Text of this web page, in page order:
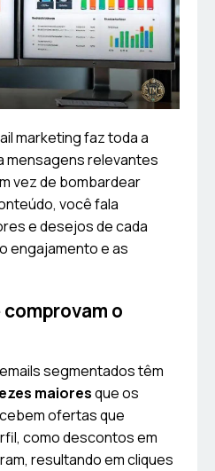
marketing faz toda a
mensagens relevantes
vez de bombardear
você fala
e desejos de cada
engajamento e as
o
segmentados têm
maioresque os
ofertas que
como descontos em
resultando em cliques